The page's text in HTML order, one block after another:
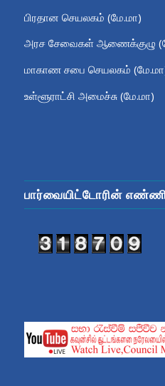
பிரதான செயலகம் (மே.மா)
அரச சேவைகள் ஆணைக்குழு
மாகாண சபை செயலகம்
உள்ளூராட்சி அமைச்சு (மே.மா)
பார்வையிட்டோரின்